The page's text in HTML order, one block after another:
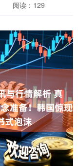
阅读：129